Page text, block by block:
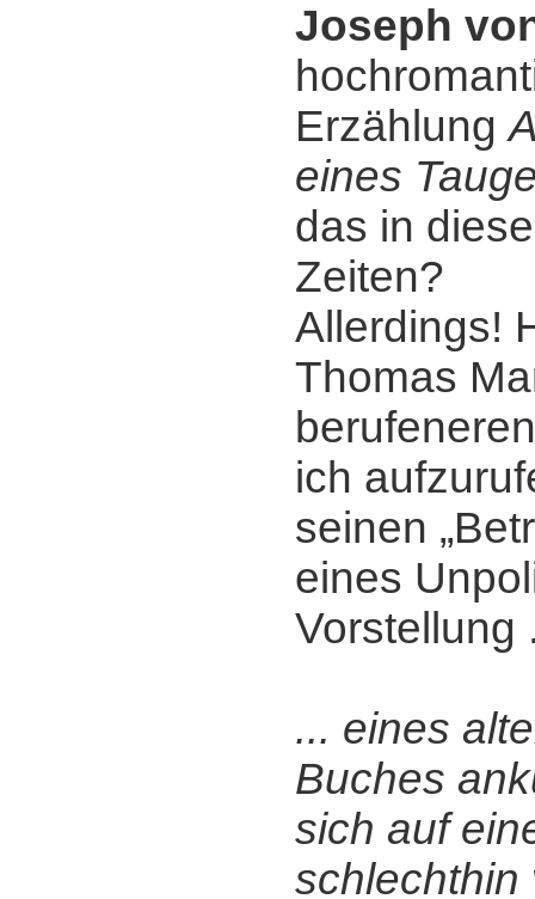
Joseph
Erzählung
eines
das in
Zeiten?
Allerdings!
Thomas
ich
seinen
eines
Vorstellung
... eines
Buches
sich auf
schlechthin